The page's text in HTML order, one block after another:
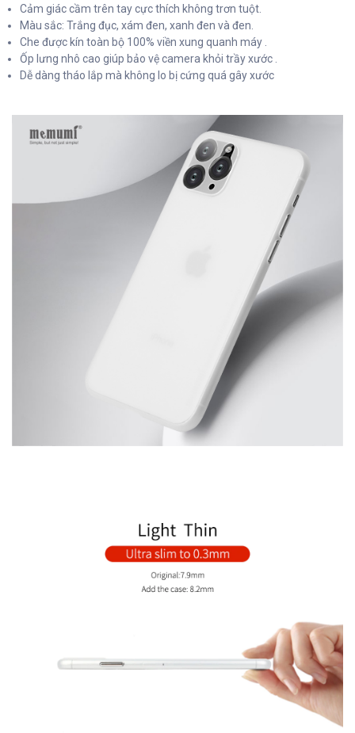
Cảm giác cầm trên tay cực thích không trơn tuột.
Màu sắc: Trắng đục, xám đen, xanh đen và đen.
Che được kín toàn bộ 100% viền xung quanh máy .
Ốp lưng nhô cao giúp bảo vệ camera khỏi trầy xước .
Dễ dàng tháo lắp mà không lo bị cứng quá gây xước